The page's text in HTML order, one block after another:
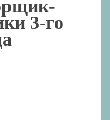
3-го